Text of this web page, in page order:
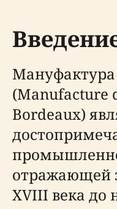
Мануфактура
(Manufacture
Bordeaux)
отражающей
XVIII века до